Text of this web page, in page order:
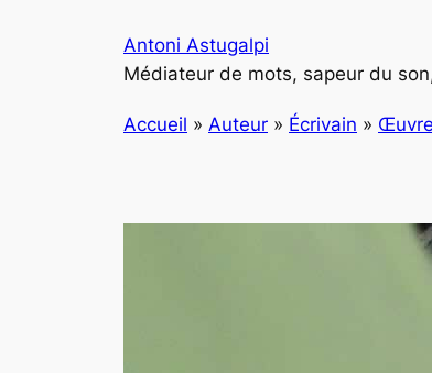
Antoni Astugalpi
Médiateur de mots, sapeur du
Accueil » Auteur » Écrivain »